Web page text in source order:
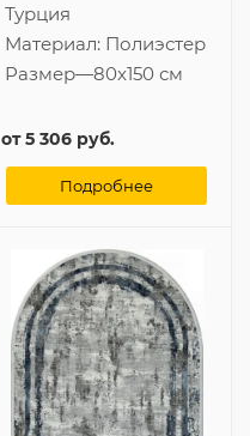
Турция
Материал: Полиэстер
Размер—80x150 см
от5 306 руб.
Подробнее